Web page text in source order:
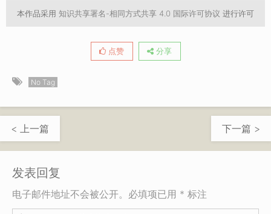
本作品采用 知识共享署名-相同方式共享 4.0 国际许可协议 进行许可
点赞 分享
No Tag
< 上一篇 下一篇 >
发表回复
电子邮件地址不会被公开。必填项已用 * 标注